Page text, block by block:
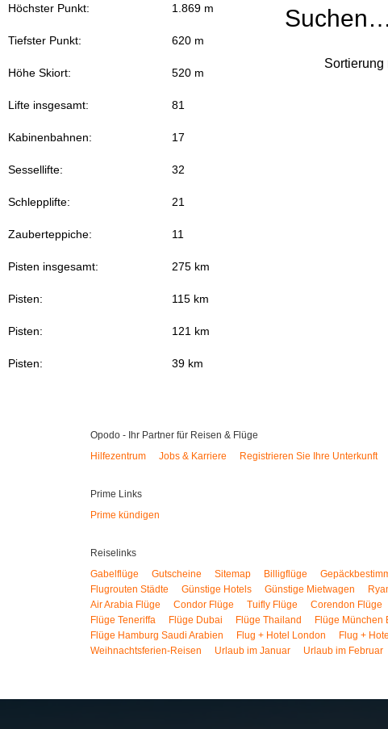
Höchster Punkt: 1.869 m
Tiefster Punkt: 620 m
Höhe Skiort: 520 m
Lifte insgesamt: 81
Kabinenbahnen: 17
Sessellifte: 32
Schlepplifte: 21
Zauberteppiche: 11
Pisten insgesamt: 275 km
Pisten: 115 km
Pisten: 121 km
Pisten: 39 km
Suchen…
Sortierung